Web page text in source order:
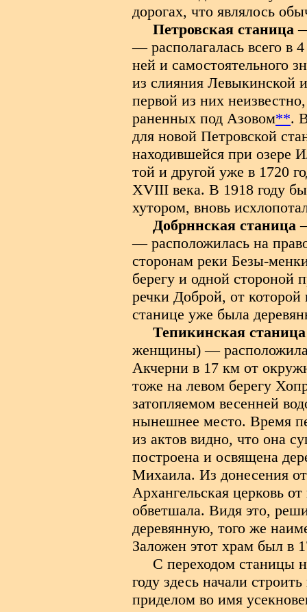
дорогах, что являлось
Петровская станица
— располагалась всего в
ней и самостоятельного
из слияния Левыкинской
первой из них
раненных под Азовом**.
для новой Петровской
находившейся при озере
той и другой уже в 1720
XVIII века. В 1918 году
хутором, вновь
Добрннская станица
— расположилась на
сторонам реки Безы-
берегу и одной стороной
речки Доброй, от которой
станице уже была
Тепикинская станица
женщины) —
Акчерни в 17 км от
тоже на левом берегу
затопляемом весенней
нынешнее место. Время
из актов видно, что она
построена и освящена
Михаила. Из донесения
Архангельская церковь
обветшала. Видя это,
деревянную, того же
Заложен этот храм был в
С переходом станицы
году здесь начали
приделом во имя